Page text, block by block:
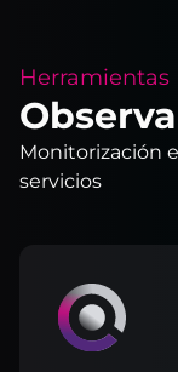
Herramientas
Monitorización
servicios